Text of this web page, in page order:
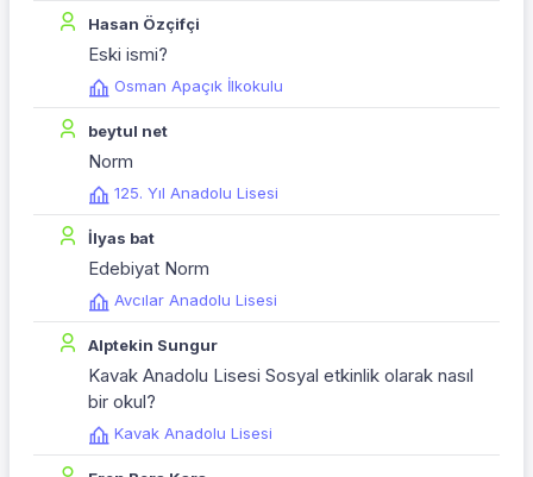
Hasan Özçifçi
Eski ismi?
Osman Apaçık İlkokulu
beytul net
Norm
125. Yıl Anadolu Lisesi
İlyas bat
Edebiyat Norm
Avcılar Anadolu Lisesi
Alptekin Sungur
Kavak Anadolu Lisesi Sosyal etkinlik olarak nasıl
bir okul?
Kavak Anadolu Lisesi